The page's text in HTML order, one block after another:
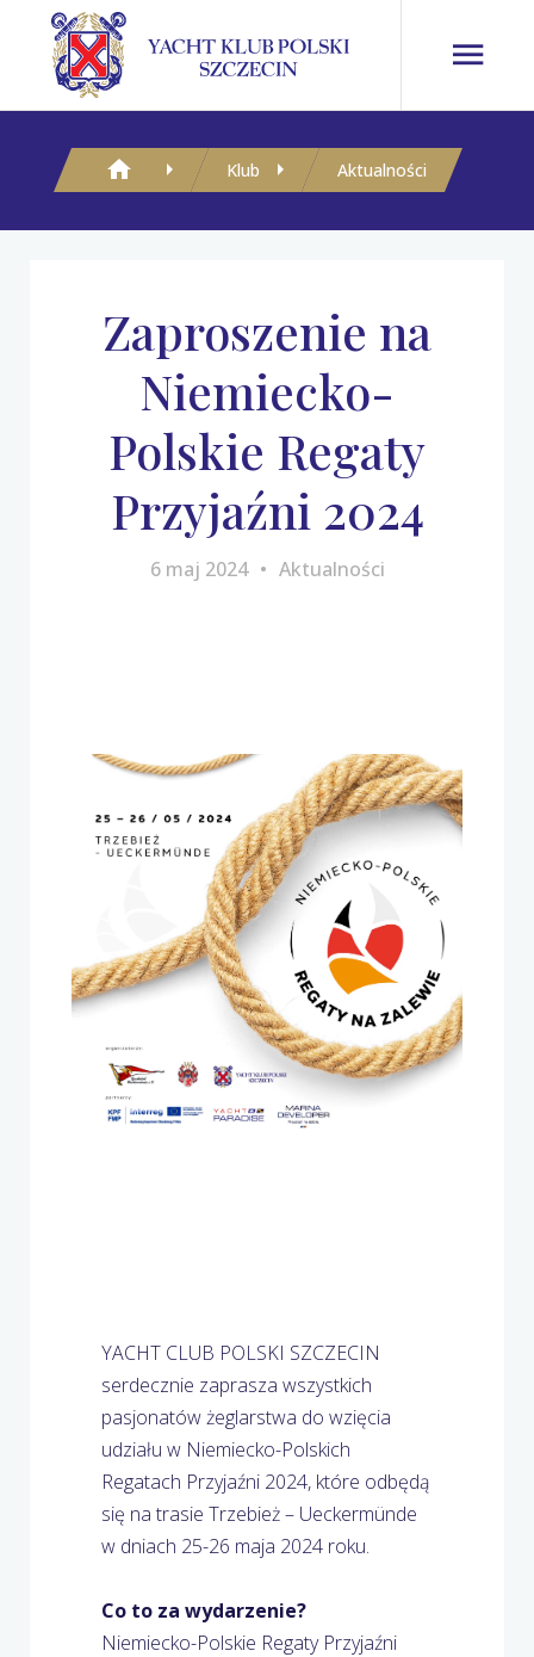
Klub Aktualności
Zaproszenie na
Niemiecko-
Polskie Regaty
Przyjaźni 2024
6 maj 2024 Aktualności
YACHT CLUB POLSKI SZCZECIN
serdecznie zaprasza wszystkich
pasjonatów żeglarstwa do wzięcia
udziału w Niemiecko-Polskich
Regatach Przyjaźni 2024, które odbędą
się na trasie Trzebież – Ueckermünde
w dniach 25-26 maja 2024 roku.
Co to za wydarzenie?
Niemiecko-Polskie Regaty Przyjaźni